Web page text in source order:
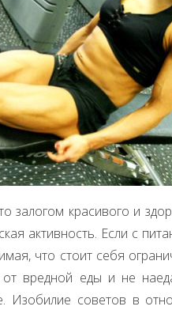
залогом красивого и
активность. Если с
что стоит себя
вредной еды и не
Изобилие советов в